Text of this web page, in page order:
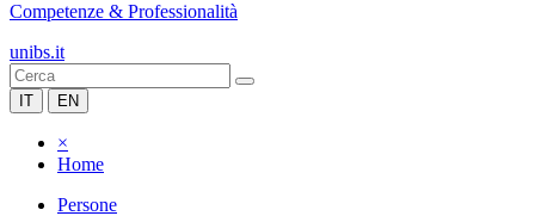
Competenze & Professionalità
unibs.it
IT EN
×
Home
Persone